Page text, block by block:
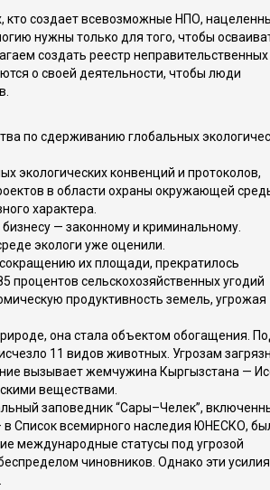
кто создает всевозможные НПО,
нужны только для того, чтобы
создать реестр неправительственных
о своей деятельности, чтобы люди
по сдерживанию глобальных
конвенций и протоколов,
в области охраны окружающей
характера.
— законному и криминальному.
экологи уже оценили.
их площади, прекратилось
процентов сельскохозяйственных угодий
продуктивность земель, угрожая
она стала объектом обогащения.
11 видов животных. Угрозам
вызывает жемчужина Кыргызстана —
веществами.
заповедник “Сары–Челек”,
Список всемирного наследия ЮНЕСКО,
международные статусы под угрозой
чиновников. Однако эти усилия